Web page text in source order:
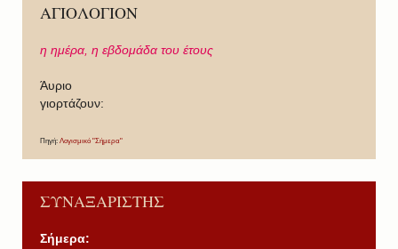
ΑΓΙΟΛΟΓΙΟΝ
η ημέρα, η εβδομάδα του έτους
Άυριο
γιορτάζουν:
Πηγή: Λογισμικό "Σήμερα"
ΣΥΝΑΞΑΡΙΣΤΗΣ
Σήμερα: